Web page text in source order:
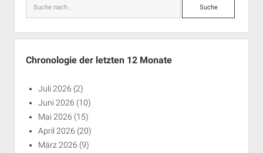
Suche
Chronologie der letzten 12 Monate
Juli 2026 (2)
Juni 2026 (10)
Mai 2026 (15)
April 2026 (20)
März 2026 (9)